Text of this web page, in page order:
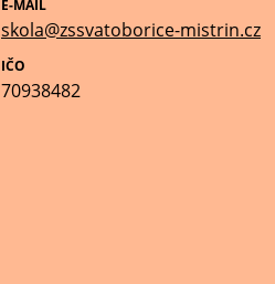
E-MAIL
skola@zssvatoborice-mistrin.cz
IČO
70938482